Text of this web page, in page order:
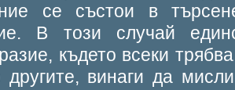
се състои в
В този случай
където всеки
другите, винаги да